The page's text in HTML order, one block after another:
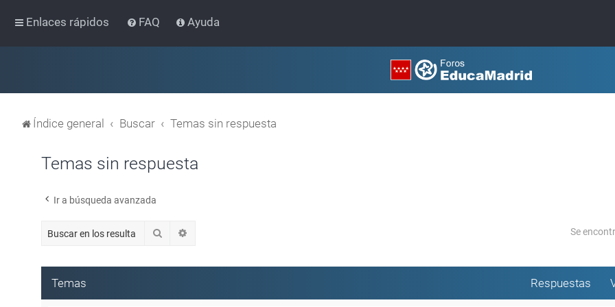
Enlaces rápidos FAQ Ayuda
Índice general Buscar Temas sin respuesta
Temas sin respuesta
Ir a búsqueda avanzada
Buscar Se
Temas Respuestas